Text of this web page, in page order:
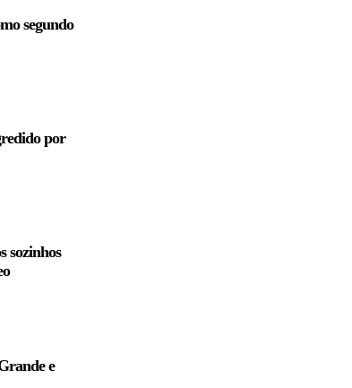
segundo
por
sozinhos
e